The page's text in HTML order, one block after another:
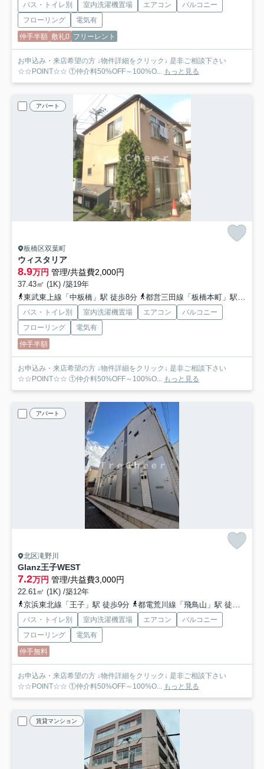
バス・トイレ別 室内洗濯機置場 エアコン
バルコニー
フローリング
電気有
仲手半額 敷礼0 フリーレント
お申込み・来店希望の方 ↓物件詳細をクリック↓ 是非ご相談下さい
☆☆POINT☆☆ ①仲介料50%OFF～100%O... もっと見る
アパート
板橋区双葉町
ウィスタリア
8.9万円 管理/共益費2,000円
37.43㎡ (1K) /築19年
東武東上線「中板橋」駅 徒歩8分
都営三田線「板橋本町」駅 徒歩11分
バス・トイレ別 室内洗濯機置場 エアコン
バルコニー
フローリング
電気有
仲手半額
お申込み・来店希望の方 ↓物件詳細をクリック↓ 是非ご相談下さい
☆☆POINT☆☆ ①仲介料50%OFF～100%O... もっと見る
アパート
北区滝野川
Glanz王子WEST
7.2万円 管理/共益費3,000円
22.61㎡ (1K) /築12年
京浜東北線「王子」駅 徒歩9分
都電荒川線「飛鳥山」駅 徒歩5分
バス・トイレ別 室内洗濯機置場 エアコン
バルコニー
フローリング
電気有
仲手無料
お申込み・来店希望の方 ↓物件詳細をクリック↓ 是非ご相談下さい
☆☆POINT☆☆ ①仲介料50%OFF～100%O... もっと見る
賃貸マンション